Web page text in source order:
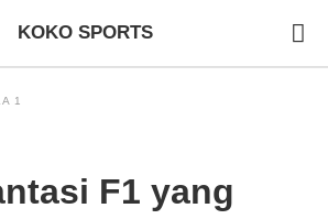
KOKO SPORTS
1
F1 yang